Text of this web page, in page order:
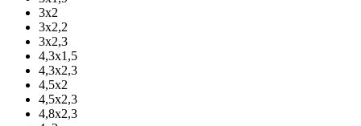
3х2
3х2,2
3х2,3
4,3х1,5
4,3х2,3
4,5х2
4,5х2,3
4,8х2,3